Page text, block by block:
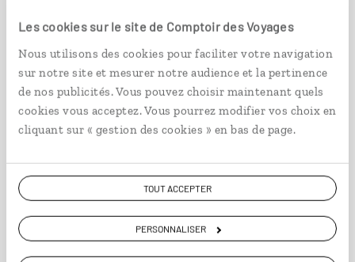
Les cookies sur le site de Comptoir des Voyages
Nous utilisons des cookies pour faciliter votre navigation
sur notre site et mesurer notre audience et la pertinence
de nos publicités. Vous pouvez choisir maintenant quels
cookies vous acceptez. Vous pourrez modifier vos choix en
cliquant sur « gestion des cookies » en bas de page.
TOUT ACCEPTER
PERSONNALISER
d’Arguin...
10 jours / 9 nuits
à partir de 3700€
VOIR NOS 2 IDÉES DE VOYAGE EN MAURITANIE